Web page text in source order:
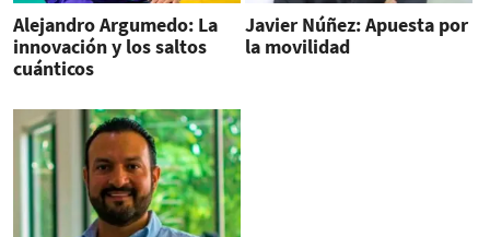
Alejandro Argumedo: La
innovación y los saltos
cuánticos
Javier Núñez: Apuesta por
la movilidad